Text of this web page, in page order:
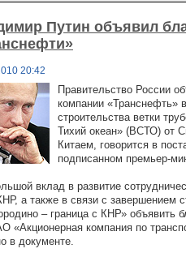
Путин объявил
20:42
Правительство России
компании «Транснефть»
строительства ветки
Тихий океан» (ВСТО) от
Китаем, говорится в
подписанном премьер-
вклад в развитие
а также в связи с завершением
– граница с КНР» объявить
«Акционерная компания по
в документе.